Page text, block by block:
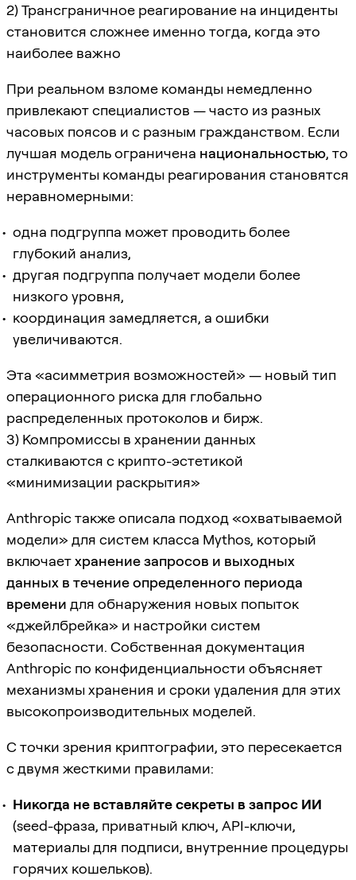
2) Трансграничное реагирование на инциденты
становится сложнее именно тогда, когда это
наиболее важно
При реальном взломе команды немедленно
привлекают специалистов — часто из разных
часовых поясов и с разным гражданством. Если
лучшая модель ограничена национальностью, то
инструменты команды реагирования становятся
неравномерными:
одна подгруппа может проводить более
глубокий анализ,
другая подгруппа получает модели более
низкого уровня,
координация замедляется, а ошибки
увеличиваются.
Эта «асимметрия возможностей» — новый тип
операционного риска для глобально
распределенных протоколов и бирж.
3) Компромиссы в хранении данных
сталкиваются с крипто-эстетикой
«минимизации раскрытия»
Anthropic также описала подход «охватываемой
модели» для систем класса Mythos, который
включаетхранение запросов и выходных
данных в течение определенного периода
времени для обнаружения новых попыток
«джейлбрейка» и настройки систем
безопасности. Собственная документация
Anthropic по конфиденциальности объясняет
механизмы хранения и сроки удаления для этих
высокопроизводительных моделей.
С точки зрения криптографии, это пересекается
с двумя жесткими правилами:
Никогда не вставляйте секреты в запрос ИИ
(seed-фраза, приватный ключ, API-ключи,
материалы для подписи, внутренние процедуры
горячих кошельков).